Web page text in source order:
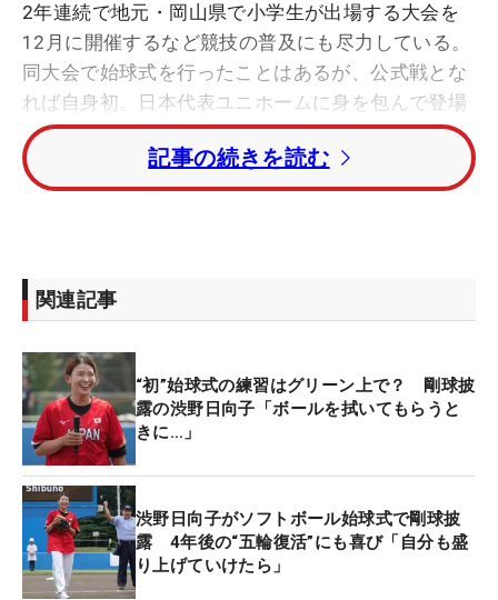
2年連続で地元・岡山県で小学生が出場する大会を
12月に開催するなど競技の普及にも尽力している。
同大会で始球式を行ったことはあるが、公式戦とな
れば自身初。日本代表ユニホームに身を包んで登場
すると、初のファーストピッチに挑んだ。
スムーズなフォームから低めの球が飛び出し、その
拍手喝采。驚嘆の声もあがった。
けど、ノーバンでいってくれてよかったなと思いま
した」と安ど交じりの笑顔。大役を務めることが決
まってからこの日まで、米国でもイメージトレーニ
ングに励んでいた。「この話をいただいてきょうを
楽しみに生きてきた。いざこの日になってみると緊
張感もあったけれど、終わってみると寂しい気持ち
にもなっているな」と感慨深そうに話した。
記事の続きを読む
関連記事
“初”始球式の練習はグリーン上で？ 剛球披
露の渋野日向子「ボールを拭いてもらうと
きに…」
渋野日向子がソフトボール始球式で剛球披
露 4年後の“五輪復活”にも喜び「自分も盛
り上げていけたら」